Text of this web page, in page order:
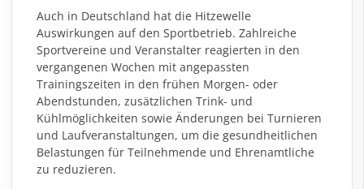
Auch in Deutschland hat die Hitzewelle
Auswirkungen auf den Sportbetrieb. Zahlreiche
Sportvereine und Veranstalter reagierten in den
vergangenen Wochen mit angepassten
Trainingszeiten in den frühen Morgen- oder
Abendstunden, zusätzlichen Trink- und
Kühlmöglichkeiten sowie Änderungen bei Turnieren
und Laufveranstaltungen, um die gesundheitlichen
Belastungen für Teilnehmende und Ehrenamtliche
zu reduzieren.